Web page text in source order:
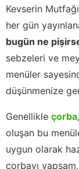
Kevserin
her gün
bugün ne
sebzeleri ve
menüler
düşünmenize
Genellikle çorba
oluşan bu
uygun olarak
çorbayı